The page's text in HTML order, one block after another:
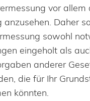
vor allem
anzusehen. Daher
sowohl
eingeholt als
anderer
die für Ihr
könnten.